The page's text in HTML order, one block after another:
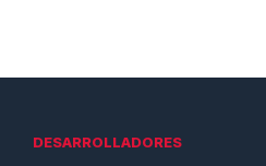
DESARROLLADORES